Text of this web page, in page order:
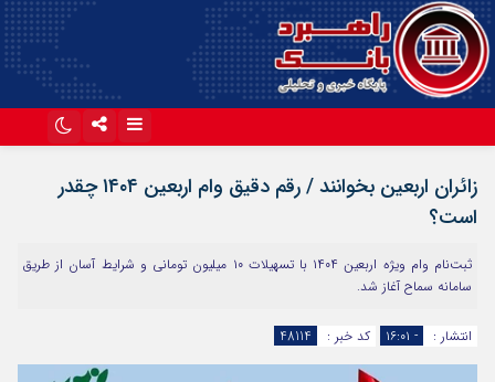
آپارات
زائران اربعین بخوانند / رقم دقیق وام اربعین ۱۴۰۴ چقدر
است؟
ثبت‌نام وام ویژه اربعین ۱۴۰۴ با تسهیلات ۱۰ میلیون تومانی و شرایط آسان از طریق
سامانه سماح آغاز شد.
انتشار : - ۱۶:۰۱ کد خبر : 48114